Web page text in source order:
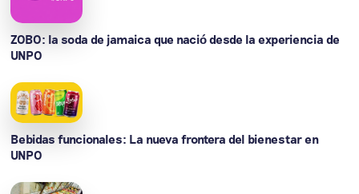
ZOBO: la soda de jamaica que nació desde la experiencia de
UNPO
Bebidas funcionales: La nueva frontera del bienestar en
UNPO